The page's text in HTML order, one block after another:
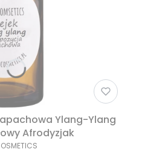
Ylang-Ylang
Afrodyzjak